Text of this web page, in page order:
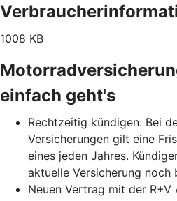
1008 KB
einfach geht's
Rechtzeitig kündigen: Bei
Versicherungen gilt eine
eines jeden Jahres.
aktuelle Versicherung noch
Neuen Vertrag mit der R+V